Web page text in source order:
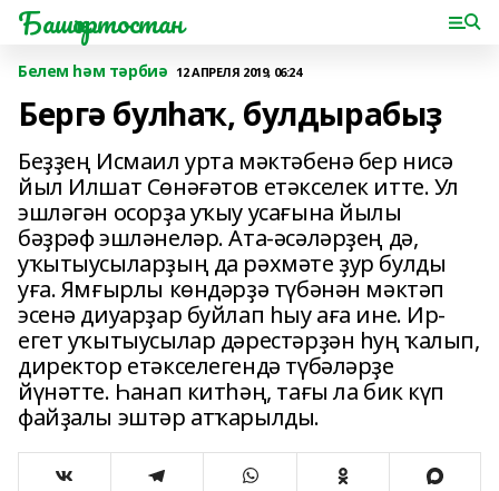
Башҡортостан
Белем һәм тәрбиә 12 АПРЕЛЯ 2019, 06:24
Бергә булһаҡ, булдырабыҙ
Беҙҙең Исмаил урта мәктәбенә бер нисә
йыл Илшат Сөнәғәтов етәкселек итте. Ул
эшләгән осорҙа уҡыу усағына йылы
бәҙрәф эшләнеләр. Ата-әсәләрҙең дә,
уҡытыусыларҙың да рәхмәте ҙур булды
уға. Ямғырлы көндәрҙә түбәнән мәктәп
эсенә диуарҙар буйлап һыу аға ине. Ир-
егет уҡытыусылар дәрестәрҙән һуң ҡалып,
директор етәкселегендә түбәләрҙе
йүнәтте. Һанап китһәң, тағы ла бик күп
файҙалы эштәр атҡарылды.